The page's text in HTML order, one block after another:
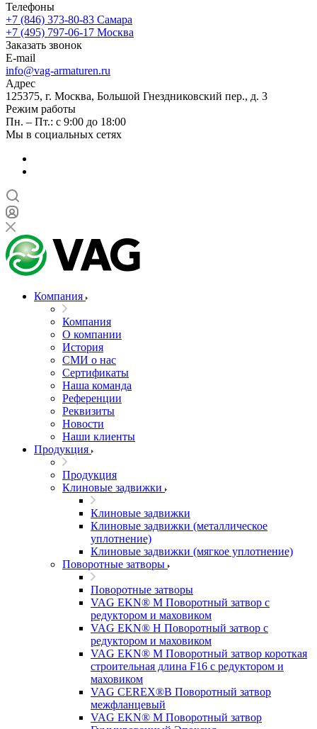
Телефоны
+7 (846) 373-80-83 Самара
+7 (495) 797-06-17 Москва
Заказать звонок
E-mail
info@vag-armaturen.ru
Адрес
125375, г. Москва, Большой Гнездниковский пер., д. 3
Режим работы
Пн. – Пт.: с 9:00 до 18:00
Мы в социальных сетях
Компания
Компания
О компании
История
СМИ о нас
Cертификаты
Наша команда
Референции
Реквизиты
Новости
Наши клиенты
Продукция
Продукция
Клиновые задвижки
Клиновые задвижки
Клиновые задвижки (металлическое
уплотнение)
Клиновые задвижки (мягкое уплотнение)
Поворотные затворы
Поворотные затворы
VAG EKN® M Поворотный затвор с
редуктором и маховиком
VAG EKN® H Поворотный затвор с
редуктором и маховиком
VAG EKN® M Поворотный затвор короткая
строительная длина F16 с редуктором и
маховиком
VAG CEREX®B Поворотный затвор
межфланцевый
VAG EKN® M Поворотный затвор